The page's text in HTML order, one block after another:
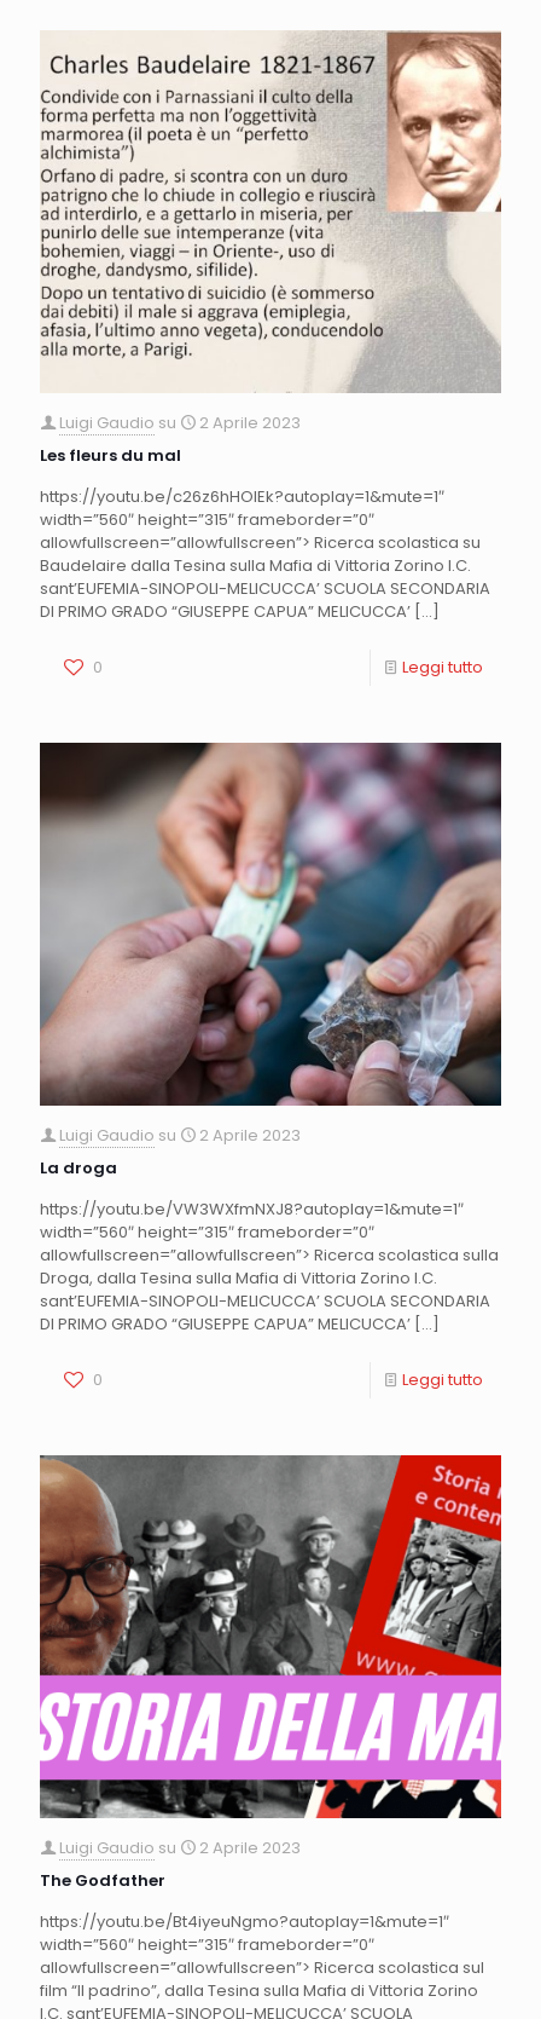
Luigi Gaudio su
2 Aprile 2023
Les fleurs du mal
https://youtu.be/c26z6hHOlEk?autoplay=1&mute=1″
width=”560″ height=”315″ frameborder=”0″
allowfullscreen=”allowfullscreen”> Ricerca scolastica su
Baudelaire dalla Tesina sulla Mafia di Vittoria Zorino I.C.
sant’EUFEMIA-SINOPOLI-MELICUCCA’ SCUOLA SECONDARIA
DI PRIMO GRADO “GIUSEPPE CAPUA” MELICUCCA’ […]
0 Leggi tutto
Luigi Gaudio su
2 Aprile 2023
La droga
https://youtu.be/VW3WXfmNXJ8?autoplay=1&mute=1″
width=”560″ height=”315″ frameborder=”0″
allowfullscreen=”allowfullscreen”> Ricerca scolastica sulla
Droga, dalla Tesina sulla Mafia di Vittoria Zorino I.C.
sant’EUFEMIA-SINOPOLI-MELICUCCA’ SCUOLA SECONDARIA
DI PRIMO GRADO “GIUSEPPE CAPUA” MELICUCCA’ […]
0 Leggi tutto
Luigi Gaudio su
2 Aprile 2023
The Godfather
https://youtu.be/Bt4iyeuNgmo?autoplay=1&mute=1″
width=”560″ height=”315″ frameborder=”0″
allowfullscreen=”allowfullscreen”> Ricerca scolastica sul
film “Il padrino”, dalla Tesina sulla Mafia di Vittoria Zorino
I.C. sant’EUFEMIA-SINOPOLI-MELICUCCA’ SCUOLA